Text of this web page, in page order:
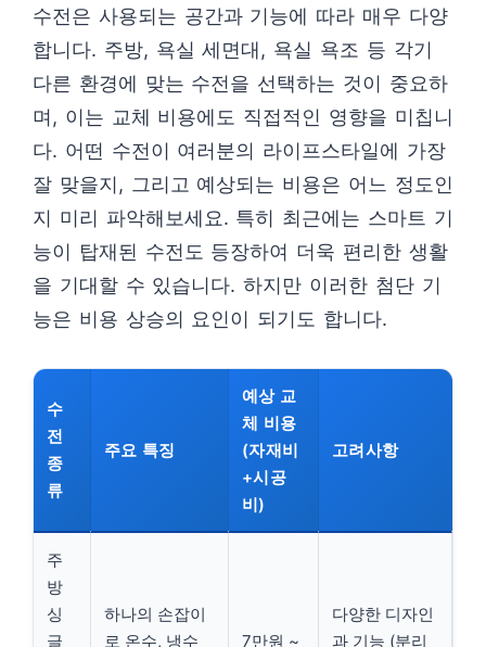
수전은 사용되는 공간과 기능에 따라 매우 다양
합니다. 주방, 욕실 세면대, 욕실 욕조 등 각기
다른 환경에 맞는 수전을 선택하는 것이 중요하
며, 이는 교체 비용에도 직접적인 영향을 미칩니
다. 어떤 수전이 여러분의 라이프스타일에 가장
잘 맞을지, 그리고 예상되는 비용은 어느 정도인
지 미리 파악해보세요. 특히 최근에는 스마트 기
능이 탑재된 수전도 등장하여 더욱 편리한 생활
을 기대할 수 있습니다. 하지만 이러한 첨단 기
능은 비용 상승의 요인이 되기도 합니다.
수
전
종
류
주요 특징
예상 교
체 비용
(자재비
+시공
비)
고려사항
주
방
싱
글
하나의 손잡이
로 온수, 냉수
7만원 ~
다양한 디자인
과 기능 (분리